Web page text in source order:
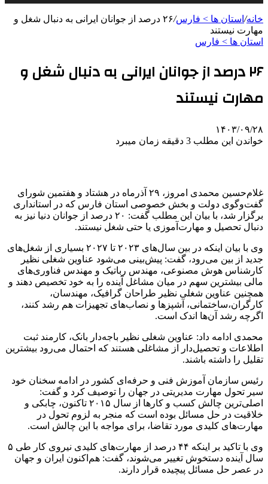
خانه/ استان ها > فارس/
۲۶ درصد از جوانان ایرانی به دنبال شغل و
مهارت نیستند
استان ها > فارس
۲۶ درصد از جوانان ایرانی به دنبال شغل و
مهارت نیستند
۱۴۰۳/۰۹/۲۸
خواندن این مطلب 3 دقیقه زمان میبرد
غلام‌حسین محمدی امروز، ۲۹ آذرماه در هشتاد و هفتمین شورای
گفت‌وگوی دولت و بخش خصوصی استان فارس که در استانداری
برگزار شد، با بیان این مطلب گفت: ۲۰ درصد از جوانان دنیا نیز به
دنبال تحصیل و مهارت‌آموزی یا حتی شغل نیستند.
وی با بیان اینکه در بین سال‌های ۲۰۲۳ تا ۲۰۲۷ بسیاری از شغل‌های
جدید از بین می‌رود، گفت: پیش‌بینی می‌شود عناوین شغلی نظیر
کارشناس هوش مصنوعی، مهندس رباتیک و مهندس فناوری‌های
مالی بیشترین سهم در میان مشاغل آینده را به خود تخصیص دهند و
همچنین عناوین شغلی نظیر طراحان گرافیک، مهندسان،
کارگران،ساختمانی، آشپزها و نصاب‌های تجهیزات هم رشد کنند،
اگرچه رشد آن‌ها اندک است.
محمدی ادامه داد: عناوین شغلی نظیر باجه‌دار بانک، کارمند ثبت
اطلاعات و تحصیل‌دار از مشاغلی هستند که احتمال می‌رود بیشترین
تقلیل را داشته باشند.
رئیس سازمان آموزش فنی و حرفه‌ای کشور در ادامه سخنان خود
سیر تحول مهارت مدیریتی در جهان را توصیف کرد و گفت:
اصلی‌ترین چالش کسب و کارها از سال ۲۰۱۵ تاکنون، چابکی و
خلاقیت در حل مسائل بوده است که منجر به لزوم تحول در
مهارت‌های کلیدی مورد تقاضا، برای مواجه با این چالش است.
وی با تاکید بر اینکه ۴۴ درصد از مهارت‌های کلیدی نیروی کار طی ۵
سال آینده دستخوش تغییر می‌شوند، گفت: هم‌اکنون ایران و جهان
در عصر حل مسائل پیچیده قرار دارند.